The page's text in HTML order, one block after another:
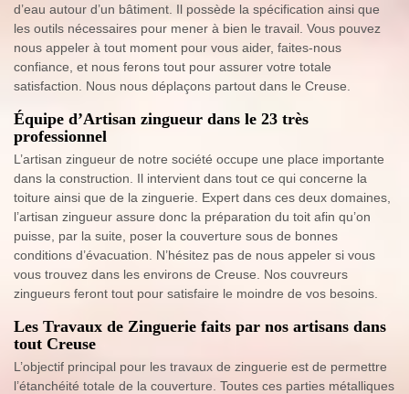
d’eau autour d’un bâtiment. Il possède la spécification ainsi que
les outils nécessaires pour mener à bien le travail. Vous pouvez
nous appeler à tout moment pour vous aider, faites-nous
confiance, et nous ferons tout pour assurer votre totale
satisfaction. Nous nous déplaçons partout dans le Creuse.
Équipe d’Artisan zingueur dans le 23 très
professionnel
L’artisan zingueur de notre société occupe une place importante
dans la construction. Il intervient dans tout ce qui concerne la
toiture ainsi que de la zinguerie. Expert dans ces deux domaines,
l’artisan zingueur assure donc la préparation du toit afin qu’on
puisse, par la suite, poser la couverture sous de bonnes
conditions d’évacuation. N’hésitez pas de nous appeler si vous
vous trouvez dans les environs de Creuse. Nos couvreurs
zingueurs feront tout pour satisfaire le moindre de vos besoins.
Les Travaux de Zinguerie faits par nos artisans dans
tout Creuse
L’objectif principal pour les travaux de zinguerie est de permettre
l’étanchéité totale de la couverture. Toutes ces parties métalliques